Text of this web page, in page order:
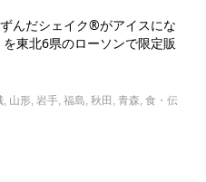
んだシェイク®がアイスにな
東北6県のローソンで限定販
, 山形, 岩手, 福島, 秋田 , 青森, 食・伝